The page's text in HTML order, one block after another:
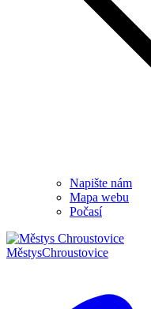
Napište nám
Mapa webu
Počasí
MěstysChroustovice